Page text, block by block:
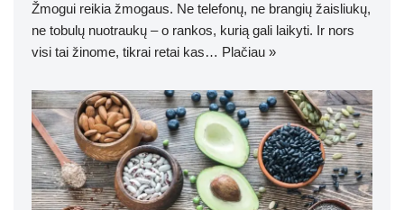
Žmogui reikia žmogaus. Ne telefonų, ne brangių žaisliukų,
ne tobulų nuotraukų – o rankos, kurią gali laikyti. Ir nors
visi tai žinome, tikrai retai kas… Plačiau »